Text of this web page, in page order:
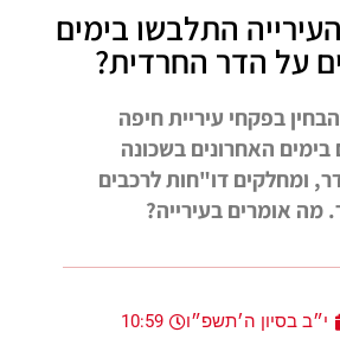
התלבשו בימים
על הדר החרדית?
בפקחי עיריית חיפה
האחרונים בשכונה
ומחלקים דו"חות לרכבים
מה אומרים בעירייה?
י״ב בסיון ה׳תשפ״ו 10:59